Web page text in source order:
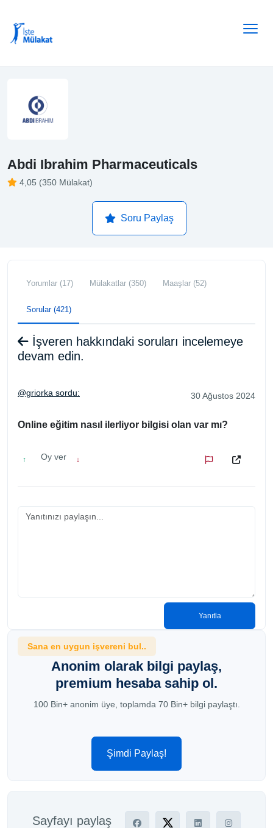
Abdi Ibrahim Pharmaceuticals
4,05 (350 Mülakat)
Soru Paylaş
Yorumlar (17) Mülakatlar (350) Maaşlar (52)
Sorular (421)
İşveren hakkındaki soruları incelemeye
devam edin.
@griorka sordu: 30 Ağustos 2024
Online eğitim nasıl ilerliyor bilgisi olan var mı?
↑ Oy ver ↓
Yanıtla
Sana en uygun işvereni bul..
Anonim olarak bilgi paylaş,
premium hesaba sahip ol.
100 Bin+ anonim üye, toplamda 70 Bin+ bilgi paylaştı.
Şimdi Paylaş!
Sayfayı paylaş